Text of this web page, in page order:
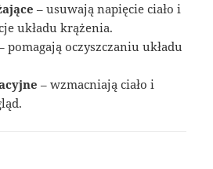
– usuwają napięcie ciało i
układu krążenia.
pomagają oczyszczaniu układu
– wzmacniają ciało i